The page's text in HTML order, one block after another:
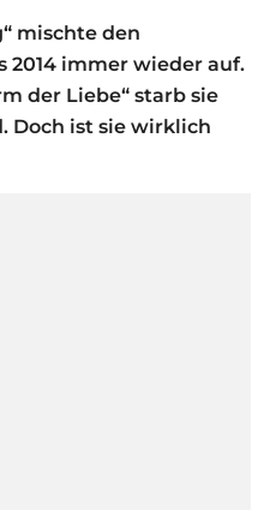
mischte den
2014 immer wieder auf.
der Liebe“ starb sie
Doch ist sie wirklich